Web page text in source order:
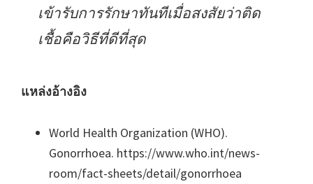
เข้ารับการรักษาทันทีเมื่อสงสัยว่าติด
เชื้อคือวิธีที่ดีที่สุด
แหล่งอ้างอิง
World Health Organization (WHO).
Gonorrhoea. https://www.who.int/news-
room/fact-sheets/detail/gonorrhoea